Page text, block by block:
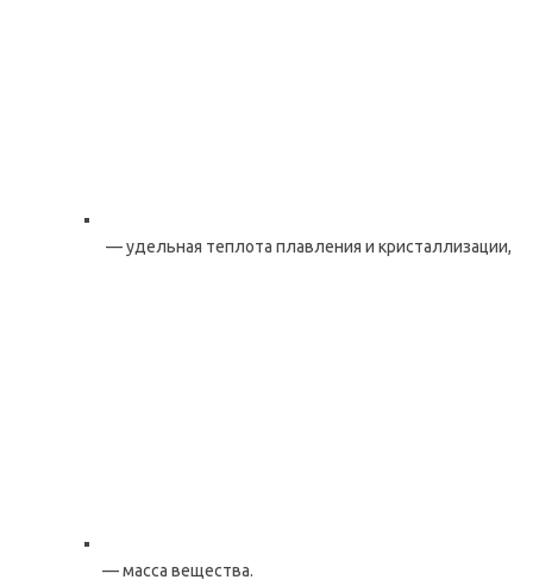
— удельная теплота плавления и кристаллизации,
— масса вещества.